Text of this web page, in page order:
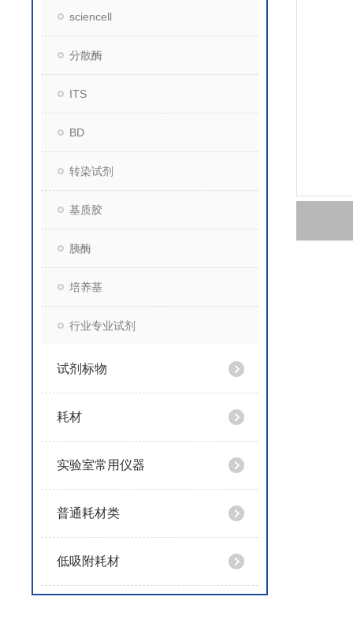
sciencell
分散酶
ITS
BD
转染试剂
基质胶
胰酶
培养基
行业专业试剂
试剂标物
耗材
实验室常用仪器
普通耗材类
低吸附耗材